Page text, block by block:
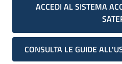
ACCEDI AL SISTEMA
CONSULTA LE GUIDE